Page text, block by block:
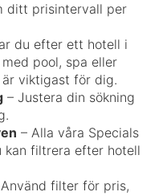
ditt prisintervall per
du efter ett hotell i
pool, spa eller
är viktigast för dig.
– Justera din sökning
– Alla våra Specials
kan filtrera efter hotell
filter för pris,